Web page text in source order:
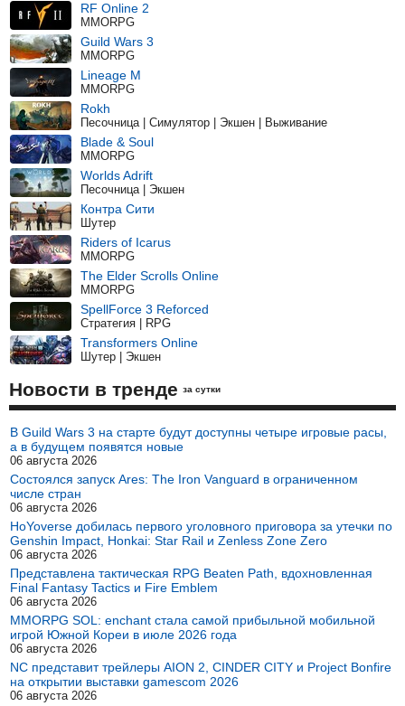
RF Online 2
MMORPG
Guild Wars 3
MMORPG
Lineage M
MMORPG
Rokh
Песочница | Симулятор | Экшен | Выживание
Blade & Soul
MMORPG
Worlds Adrift
Песочница | Экшен
Контра Сити
Шутер
Riders of Icarus
MMORPG
The Elder Scrolls Online
MMORPG
SpellForce 3 Reforced
Стратегия | RPG
Transformers Online
Шутер | Экшен
Новости в тренде за сутки
В Guild Wars 3 на старте будут доступны четыре игровые расы,
а в будущем появятся новые
06 августа 2026
Состоялся запуск Ares: The Iron Vanguard в ограниченном
числе стран
06 августа 2026
HoYoverse добилась первого уголовного приговора за утечки по
Genshin Impact, Honkai: Star Rail и Zenless Zone Zero
06 августа 2026
Представлена тактическая RPG Beaten Path, вдохновленная
Final Fantasy Tactics и Fire Emblem
06 августа 2026
MMORPG SOL: enchant стала самой прибыльной мобильной
игрой Южной Кореи в июле 2026 года
06 августа 2026
NC представит трейлеры AION 2, CINDER CITY и Project Bonfire
на открытии выставки gamescom 2026
06 августа 2026